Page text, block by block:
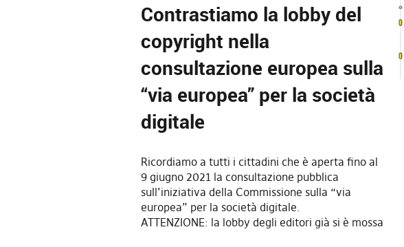
Contrastiamo la lobby del
copyright nella
consultazione europea sulla
“via europea” per la società
digitale
Ricordiamo a tutti i cittadini che è aperta fino al
9 giugno 2021 la consultazione pubblica
sull’iniziativa della Commissione sulla “via
europea” per la società digitale.
ATTENZIONE: la lobby degli editori già si è mossa